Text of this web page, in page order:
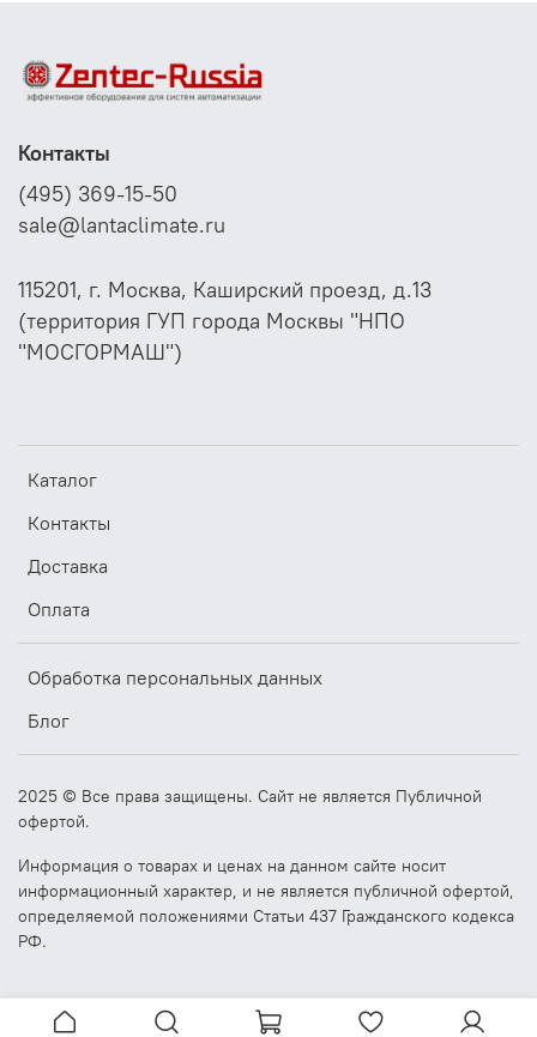
Для агрессивных сред необходимо использовать
погружные гильзы из высококачественной стали
(заказываются дополнительно).
Каталог
Контакты
Доставка
Оплата
Обработка персональных данных
Блог
Контакты
(495) 369-15-50
sale@lantaclimate.ru
115201, г. Москва, Каширский проезд, д.13
(территория ГУП города Москвы "НПО
"МОСГОРМАШ")
2025 © Все права защищены. Сайт не является Публичной
офертой.
Информация о товарах и ценах на данном сайте носит
информационный характер, и не является публичной офертой,
определяемой положениями Статьи 437 Гражданского кодекса
РФ.